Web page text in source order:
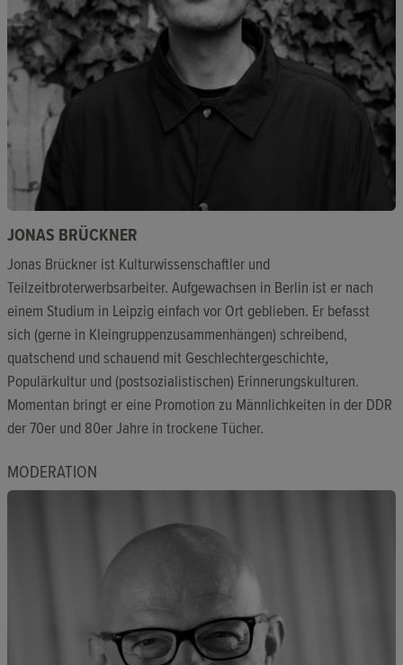
JONAS BRÜCKNER
Jonas Brückner ist Kulturwissenschaftler und
Teilzeitbroterwerbsarbeiter. Aufgewachsen in Berlin ist er nach
einem Studium in Leipzig einfach vor Ort geblieben. Er befasst
sich (gerne in Kleingruppenzusammenhängen) schreibend,
quatschend und schauend mit Geschlechtergeschichte,
Populärkultur und (postsozialistischen) Erinnerungskulturen.
Momentan bringt er eine Promotion zu Männlichkeiten in der DDR
der 70er und 80er Jahre in trockene Tücher.
MODERATION